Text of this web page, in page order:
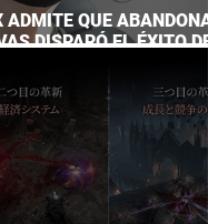
ADMITE QUE
DISPARÓ EL ÉXITO DE